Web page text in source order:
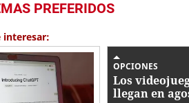
PREFERIDOS
interesar:
OPCIONES
Los
llegan en